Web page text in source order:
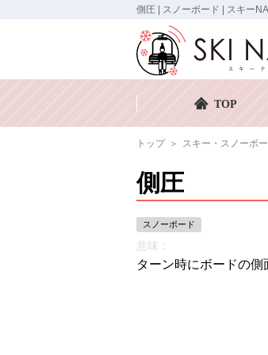
側圧 | スノーボード | スキー
TOP
トップ スキー・スノーボ
側圧
スノーボード
意味：
ターン時にボードの側